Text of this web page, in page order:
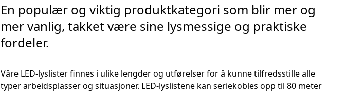
En populær og viktig produktkategori som blir mer og
mer vanlig, takket være sine lysmessige og praktiske
fordeler.
Våre LED-lyslister finnes i ulike lengder og utførelser for å kunne tilfredsstille alle
typer arbeidsplasser og situasjoner. LED-lyslistene kan seriekobles opp til 80 meter